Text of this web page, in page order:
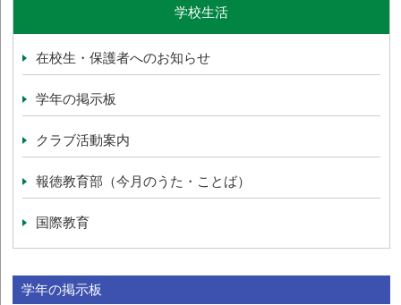
学校生活
在校生・保護者へのお知らせ
学年の掲示板
クラブ活動案内
報徳教育部（今月のうた・ことば）
国際教育
学年の掲示板